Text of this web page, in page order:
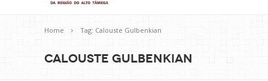
Home Tag: Calouste Gulbenkian
Calouste Gulbenkian